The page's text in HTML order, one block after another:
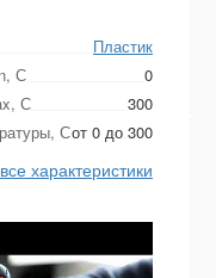
Пластик
С
0
С
300
Сот 0 до 300
все характеристики